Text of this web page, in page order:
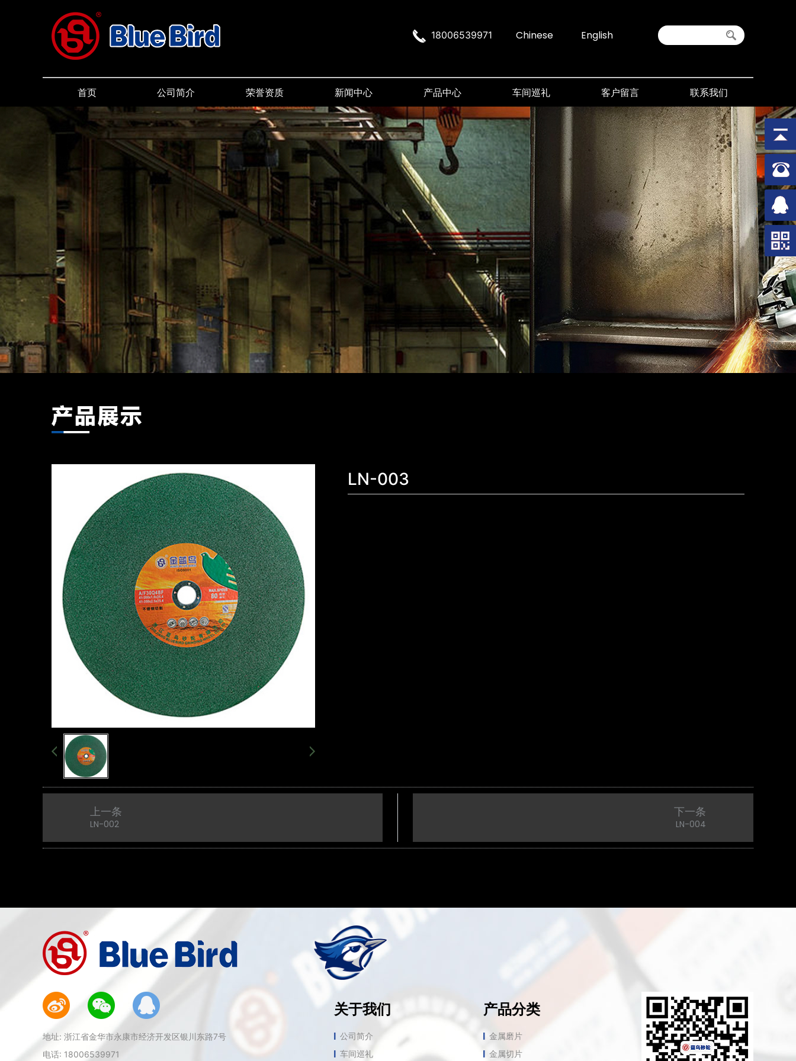
English
Chinese
18006539971
首页 公司简介 荣誉资质 新闻中心 产品中心 车间巡礼 客户留言 联系我们
LN-003
上一条
LN-002
下一条
LN-004
地址: 浙江省金华市永康市经济开发区银川东路7号
电话: 18006539971
关于我们
公司简介
车间巡礼
产品分类
金属磨片
金属切片